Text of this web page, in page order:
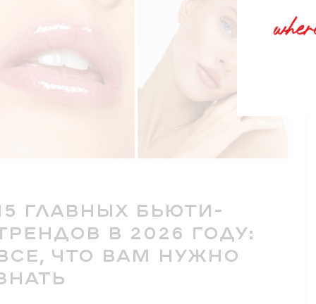
ГЛАВНЫХ БЬЮТИ-
В 2026 ГОДУ:
ЧТО ВАМ НУЖНО